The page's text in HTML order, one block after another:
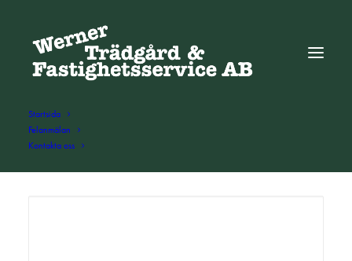
Startsida
Felanmälan
Kontakta oss